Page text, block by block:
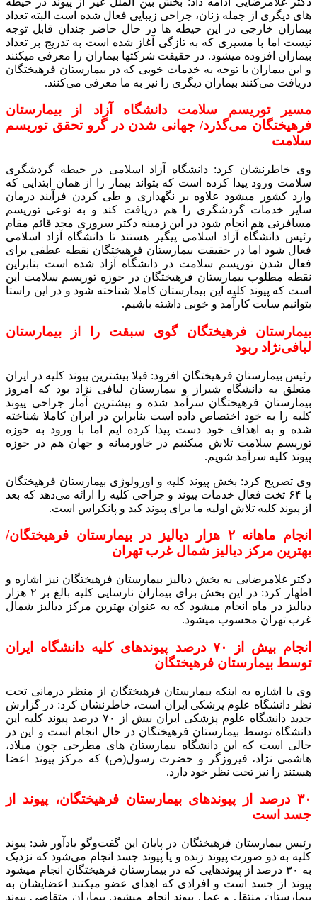
های دیگری از جمله زنان، جراحی زیبایی فعال شده است البته تعداد
بیماران خارجی در این حیطه ها در حال حاضر چندان قابل توجه
نیست اما با مسیری که به تازگی آغاز شده است به تدریج بر تعداد
بیماران افزوده میشود. در حقیقت شرکتها بیماران را معرفی میکنند
و این بیماران با توجه به خدمات خوبی که در بیمارستان فرهیختگان
دریافت می‌کنند بیماران دیگری را نیز به ما معرفی می‌کنند.
مسیر توریسم سلامت دانشگاه آزاد از بیمارستان
فرهیختگان می‌گذرد/ جهانی شدن در گرو تحقق توریسم
سلامت
وی خاطرنشان کرد: دانشگاه آزاد اسلامی در حیطه گردشگری
سلامت ورود پیدا کرده است که بتواند بیمار را از همان ابتدایی که
وارد کشور میشود علاوه بر نگهداری و طی کردن فرآیند درمان
سایر خدمات گردشگری را هم دریافت کند و به نوعی توریسم
مسافرتی هم انجام شود در این زمینه دکتر سروری مجد قائم مقام
رئیس دانشگاه آزاد اسلامی پیگیر هستند تا دانشگاه آزاد اسلامی
فعال شود اما در حقیقت بیمارستان فرهیختگان نقطه عطفی برای
فعال شدن توریسم سلامت در دانشگاه آزاد شده است بنابراین
نقطه مطلوب بیمارستان فرهیختگان در حوزه توریسم سلامت این
است که پیوند کلیه این بیمارستان کاملا شناخته شود و در این راستا
بتوانیم سایت کارآمد و خوبی داشته باشیم.
بیمارستان فرهیختگان گوی سبقت را از بیمارستان
لبافی‌نژاد ربود
رئیس بیمارستان فرهیختگان افزود: قبلا بیشترین پیوند کلیه در ایران
متعلق به دانشگاه شیراز و بیمارستان لبافی نژاد بود که امروز
بیمارستان فرهیختگان سرآمد شده و بیشترین آمار جراحی پیوند
کلیه را به خود اختصاص داده است بنابراین در ایران کاملا شناخته
شده و به اهداف خود دست پیدا کرده ایم اما با ورود به حوزه
توریسم سلامت تلاش میکنیم در خاورمیانه و جهان هم در حوزه
پیوند کلیه سرآمد شویم.
وی تصریح کرد: بخش پیوند کلیه و اورولوژی بیمارستان فرهیختگان
با ۶۴ تخت فعال خدمات پیوند و جراحی کلیه را ارائه می‌دهد که بعد
از پیوند کلیه تلاش اولیه ما برای پیوند کبد و پانکراس است.
انجام ماهانه ۲ هزار دیالیز در بیمارستان فرهیختگان/
بهترین مرکز دیالیز شمال غرب تهران
دکتر غلامرضایی به بخش دیالیز بیمارستان فرهیختگان نیز اشاره و
اظهار کرد: در این بخش برای بیماران نارسایی کلیه بالغ بر ۲ هزار
دیالیز در ماه انجام میشود که به عنوان بهترین مرکز دیالیز شمال
غرب تهران محسوب میشود.
انجام بیش از ۷۰ درصد پیوندهای کلیه دانشگاه ایران
توسط بیمارستان فرهیختگان
وی با اشاره به اینکه بیمارستان فرهیختگان از منظر درمانی تحت
نظر دانشگاه علوم پزشکی ایران است، خاطرنشان کرد: در گزارش
جدید دانشگاه علوم پزشکی ایران بیش از ۷۰ درصد پیوند کلیه این
دانشگاه توسط بیمارستان فرهیختگان در حال انجام است و این در
حالی است که این دانشگاه بیمارستان های مطرحی چون میلاد،
هاشمی نژاد، فیروزگر و حضرت رسول(ص) که مرکز پیوند اعضا
هستند را نیز تحت نظر خود دارد.
۳۰ درصد از پیوندهای بیمارستان فرهیختگان، پیوند از
جسد است
رئیس بیمارستان فرهیختگان در پایان این گفت‌وگو یادآور شد: پیوند
کلیه به دو صورت پیوند زنده و یا پیوند جسد انجام می‌شود که نزدیک
به ۳۰ درصد از پیوندهایی که در بیمارستان فرهیختگان انجام میشود
پیوند از جسد است و افرادی که اهدای عضو میکنند اعضایشان به
بیمارستان منتقل و عمل پیوند انجام میشود. بیماران متقاضی پیوند